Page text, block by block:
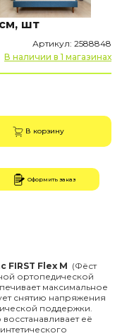
шт
Артикул: 2588848
В наличии в 1 магазинах
В корзину
Оформить заказ
Flex M (Фёст
ортопедической
максимальное
снятию напряжения
поддержки.
её